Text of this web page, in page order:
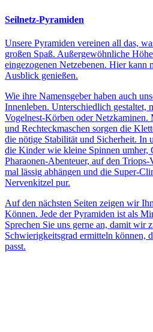
Seilnetz-Pyramiden
Unsere Pyramiden vereinen all das,
großen Spaß. Außergewöhnliche
eingezogenen Netzebenen. Hier kann
Ausblick genießen.
Wie ihre Namensgeber haben auch
Innenleben. Unterschiedlich gestaltet,
Vogelnest-Körben oder Netzkaminen.
und Rechteckmaschen sorgen die
die nötige Stabilität und Sicherheit. In
die Kinder wie kleine Spinnen umher,
Pharaonen-Abenteuer, auf den Triops-
mal lässig abhängen und die Super-
Nervenkitzel pur.
Auf den nächsten Seiten zeigen wir
Können. Jede der Pyramiden ist als
Sprechen Sie uns gerne an, damit wir
Schwierigkeitsgrad ermitteln können,
passt.